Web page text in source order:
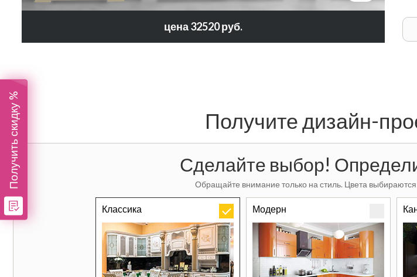
Получить скидку %
цена 32520 руб.
Получите дизайн-
Сделайте выбор!
Обращайте внимание только на стиль. Цвета
Классика Модерн